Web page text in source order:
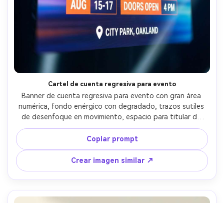
Cartel de cuenta regresiva para evento
Banner de cuenta regresiva para evento con gran área
numérica, fondo enérgico con degradado, trazos sutiles
de desenfoque en movimiento, espacio para titular de
evento, bloques de fecha/hora, icono de ubicación,
tipografía moderna de festival, contraste fuerte,
acabado vectorial nítido, sin marca de agua, lente 85mm,
poca profundidad de campo, iluminación suave
cinematográfica --ar 4:5
Copiar prompt
Crear imagen similar ↗
Crea imágenes IA
ilimitadas. 100 %
gratis!
Empieza Gratis→